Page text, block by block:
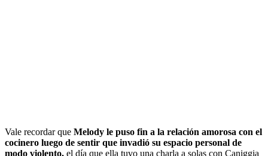
Vale recordar que Melody le puso fin a la relación amorosa con el
cocinero luego de sentir que invadió su espacio personal de
modo violento, el día que ella tuvo una charla a solas con Caniggia